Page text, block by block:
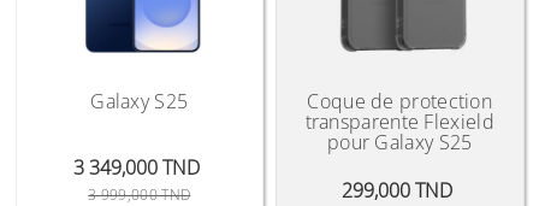
Galaxy S25
3 349,000 TND
3 999,000 TNDPrix Public
Prix
Coque de protection
transparente Flexield
pour Galaxy S25
299,000 TND